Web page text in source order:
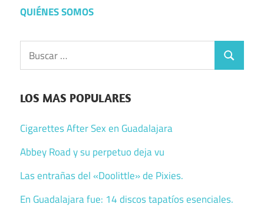
entradas
QUIÉNES SOMOS
Buscar:
Buscar
LOS MAS POPULARES
Cigarettes After Sex en Guadalajara
Abbey Road y su perpetuo deja vu
Las entrañas del «Doolittle» de Pixies.
En Guadalajara fue: 14 discos tapatíos esenciales.